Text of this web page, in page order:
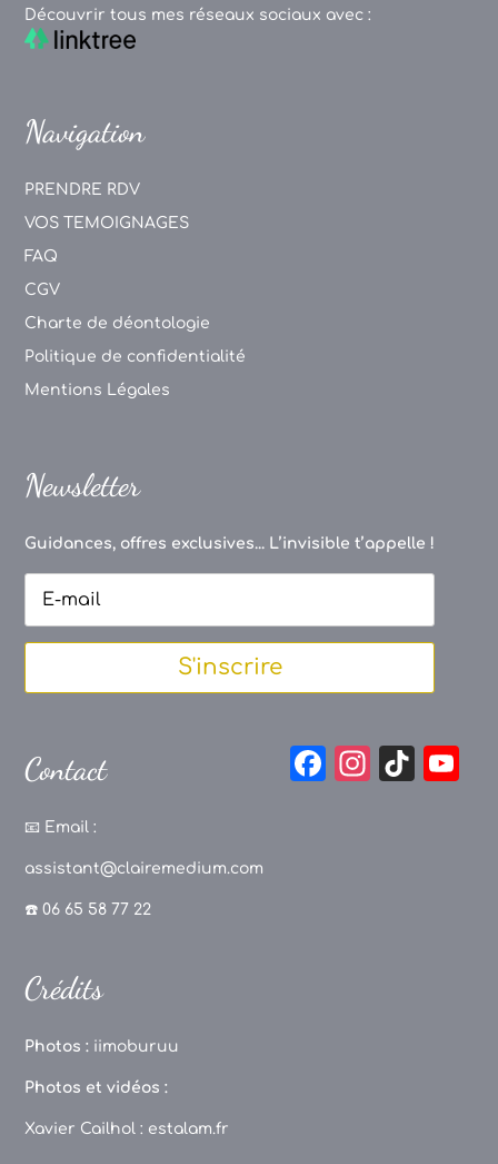
Découvrir tous mes réseaux sociaux avec :
Navigation
PRENDRE RDV
VOS TEMOIGNAGES
FAQ
CGV
Charte de déontologie
Politique de confidentialité
Mentions Légales
Newsletter
Guidances, offres exclusives... L’invisible t’appelle !
S'inscrire
Contact
📧 Email :
assistant@clairemedium.com
☎️ 06 65 58 77 22
F
In Ti
Crédits
Photos : iimoburuu
Photos et vidéos :
Xavier Cailhol : estalam.fr